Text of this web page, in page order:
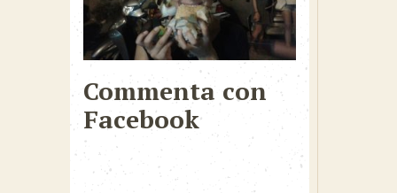
Commenta con
Facebook